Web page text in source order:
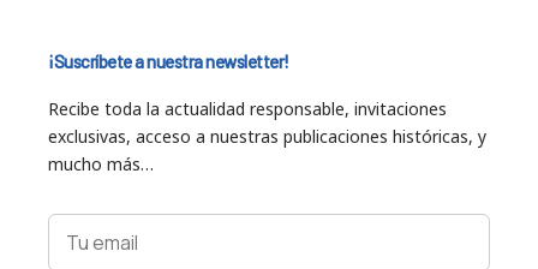
¡Suscríbete a nuestra newsletter!
Recibe toda la actualidad responsable, invitaciones
exclusivas, acceso a nuestras publicaciones históricas, y
mucho más…